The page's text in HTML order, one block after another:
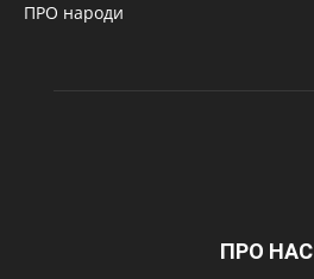
ПРО народи
ПРО НАС